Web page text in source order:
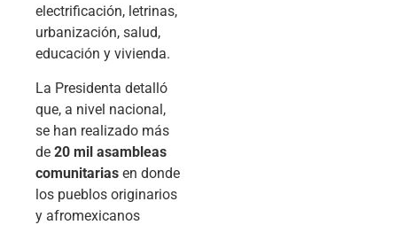
electrificación, letrinas,
urbanización, salud,
educación y vivienda.
La Presidenta detalló
que, a nivel nacional,
se han realizado más
de 20 mil asambleas
comunitarias en donde
los pueblos originarios
y afromexicanos